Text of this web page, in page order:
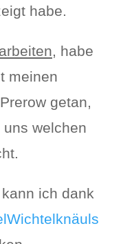
habe.
, habe
meinen
getan,
welchen
kann ich dank